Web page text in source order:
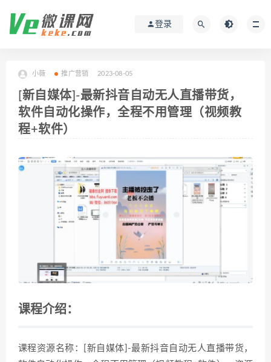
登录
小薇 推广营销 2023-08-05
[新自媒体]-最新抖音自动无人直播带货，
软件自动化操作，全程不用管理（视频教
程+软件）
课程介绍：
课程资源名称：[新自媒体]-最新抖音自动无人直播带货，